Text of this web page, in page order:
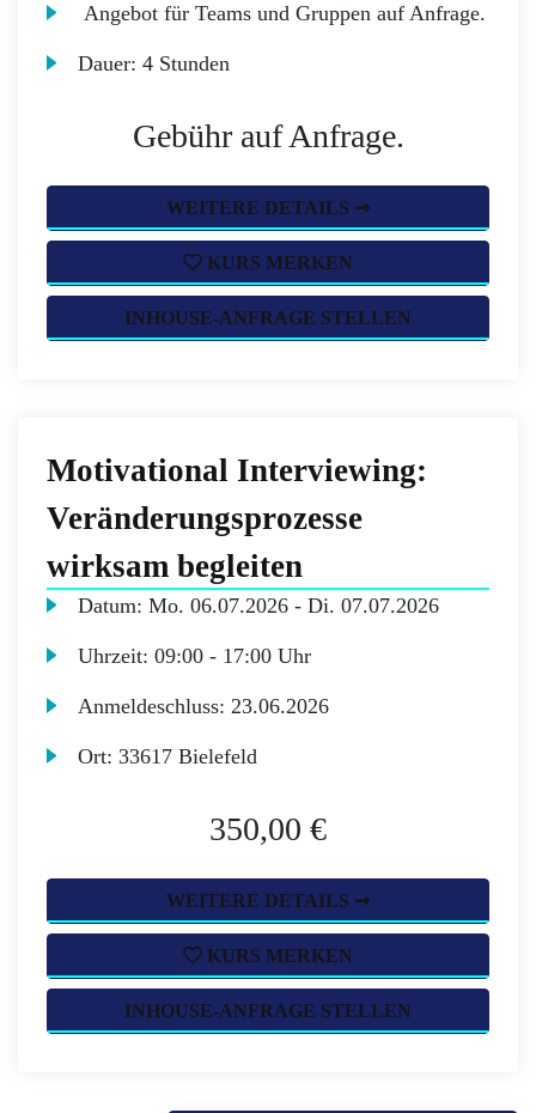
Angebot für Teams und Gruppen auf Anfrage.
Dauer:4 Stunden
Gebühr auf Anfrage.
WEITERE DETAILS ➞
KURS MERKEN
INHOUSE-ANFRAGE STELLEN
Motivational Interviewing:
Veränderungsprozesse
wirksam begleiten
Datum:Mo. 06.07.2026 -Di. 07.07.2026
Uhrzeit:09:00 - 17:00 Uhr
Anmeldeschluss:23.06.2026
Ort:33617 Bielefeld
350,00 €
WEITERE DETAILS ➞
KURS MERKEN
INHOUSE-ANFRAGE STELLEN